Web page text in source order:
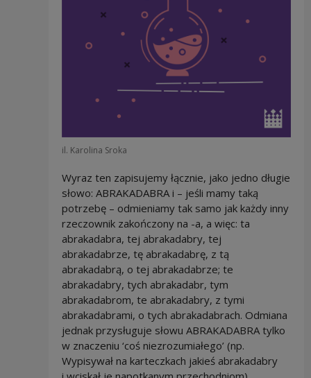
il. Karolina Sroka
Wyraz ten zapisujemy łącznie, jako jedno długie
słowo: ABRAKADABRA i – jeśli mamy taką
potrzebę – odmieniamy tak samo jak każdy inny
rzeczownik zakończony na -a, a więc: ta
abrakadabra, tej abrakadabry, tej
abrakadabrze, tę abrakadabrę, z tą
abrakadabrą, o tej abrakadabrze; te
abrakadabry, tych abrakadabr, tym
abrakadabrom, te abrakadabry, z tymi
abrakadabrami, o tych abrakadabrach. Odmiana
jednak przysługuje słowu ABRAKADABRA tylko
w znaczeniu ‘coś niezrozumiałego’ (np.
Wypisywał na karteczkach jakieś abrakadabry